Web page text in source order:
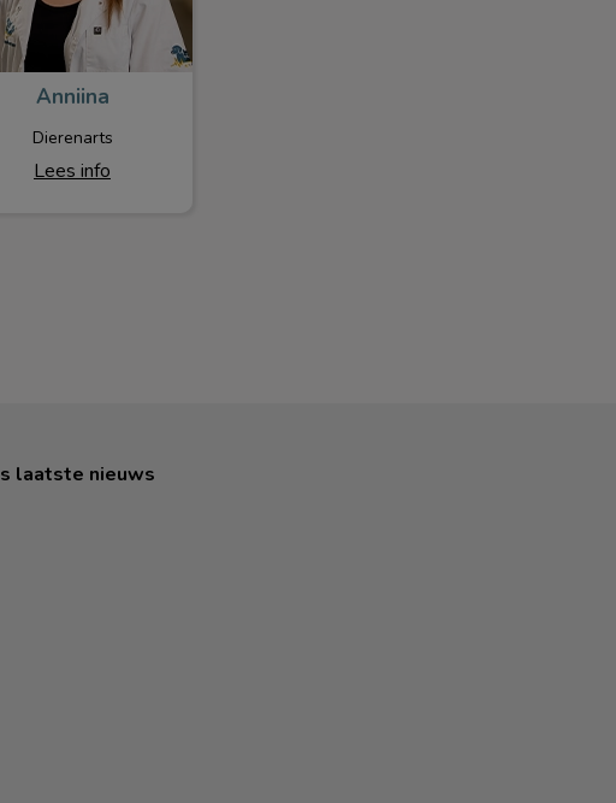
Anniina
Dierenarts
Lees info
laatste nieuws